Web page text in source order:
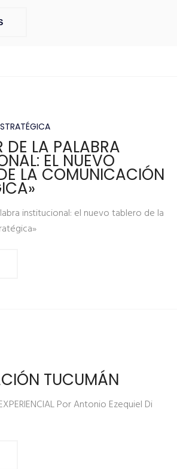
DE LA PALABRA
EL NUEVO
LA COMUNICACIÓN
institucional: el nuevo tablero de la
TUCUMÁN
Por Antonio Ezequiel Di